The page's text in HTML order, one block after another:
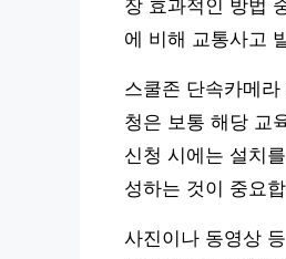
장 효과적인 방법
에 비해 교통사고
스쿨존 단속카메
청은 보통 해당 교
신청 시에는 설치
성하는 것이 중요
사진이나 동영상